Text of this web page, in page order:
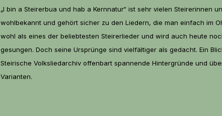
„I bin a Steirerbua und hab a Kernnatur“ ist sehr vielen Steirerinnen
wohlbekannt und gehört sicher zu den Liedern, die man einfach im
wohl als eines der beliebtesten Steirerlieder und wird auch heute
gesungen. Doch seine Ursprünge sind vielfältiger als gedacht. Ein
Steirische Volksliedarchiv offenbart spannende Hintergründe und
Varianten.